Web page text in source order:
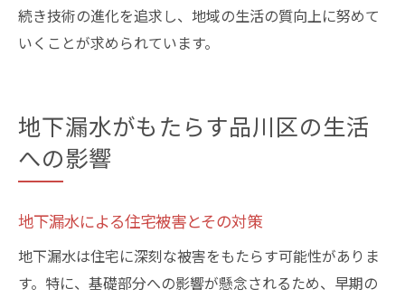
続き技術の進化を追求し、地域の生活の質向上に努めて
いくことが求められています。
地下漏水がもたらす品川区の生活
への影響
地下漏水による住宅被害とその対策
地下漏水は住宅に深刻な被害をもたらす可能性がありま
す。特に、基礎部分への影響が懸念されるため、早期の